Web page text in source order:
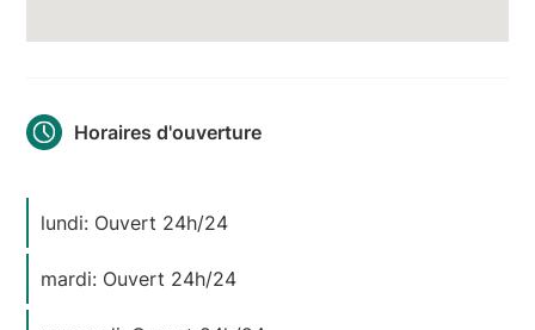
Horaires d'ouverture
lundi: Ouvert 24h/24
mardi: Ouvert 24h/24